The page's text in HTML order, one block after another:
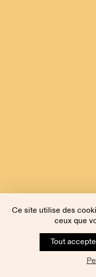
Ce site utilise des
ceux que
Tout